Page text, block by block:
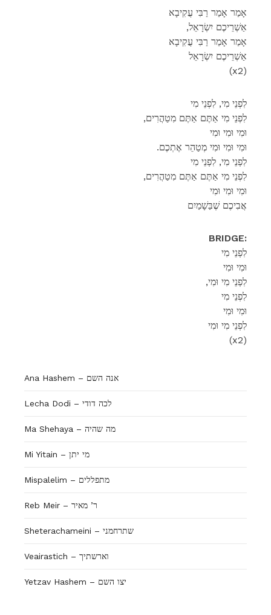
אָמַר אָמַר רַבִּי עֲקִיבָא
,אַשְׁרֵיכֶם יִשְׂרָאֵל
אָמַר אָמַר רַבִּי עֲקִיבָא
אַשְׁרֵיכֶם יִשְׂרָאֵל
(x2)
לִפְנֵי מִי, לִפְנֵי מִי
,לִפְנֵי מִי אַתֶּם אַתֶּם מִטַהֲרִים
וּמִי וּמִי וּמִי
.וּמִי וּמִי וּמִי מְטַהֵר אֶתְכֶם
לִפְנֵי מִי, לִפְנֵי מִי
,לִפְנֵי מִי אַתֶּם אַתֶּם מִטַהֲרִים
וּמִי וּמִי וּמִי
אֲבִיכֶם שֶׁבַּשָׁמַיִם
BRIDGE:
לִפְנֵי מִי
וּמִי וּמִי
,לִפְנֵי מִי וּמִי
לִפְנֵי מִי
וּמִי וּמִי
לִפְנֵי מִי וּמִי
(x2)
Ana Hashem – אנה השם
Lecha Dodi – לכה דודי
Ma Shehaya – מה שהיה
Mi Yitain – מי יתן
Mispalelim – מתפללים
Reb Meir – ר’ מאיר
Sheterachameini – שתרחמני
Veairastich – וארשתיך
Yetzav Hashem – יצו השם